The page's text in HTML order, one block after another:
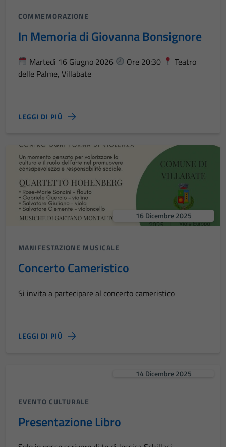
COMMEMORAZIONE
In Memoria di Giovanna Bonsignore
Martedì 16 Giugno 2026 Ore 20:30
Teatro
delle Palme, Villabate
LEGGI DI PIÙ
16 Dicembre 2025
MANIFESTAZIONE MUSICALE
Concerto Cameristico
Si invita a partecipare al concerto cameristico
LEGGI DI PIÙ
14 Dicembre 2025
EVENTO CULTURALE
Presentazione Libro